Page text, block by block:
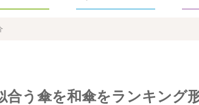
合う傘を和傘をランキング